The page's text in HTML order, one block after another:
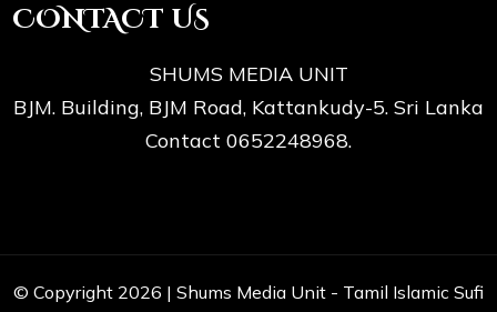
CONTACT US
SHUMS MEDIA UNIT
BJM. Building, BJM Road, Kattankudy-5. Sri Lanka
Contact 0652248968.
© Copyright 2026 | Shums Media Unit - Tamil Islamic Sufi